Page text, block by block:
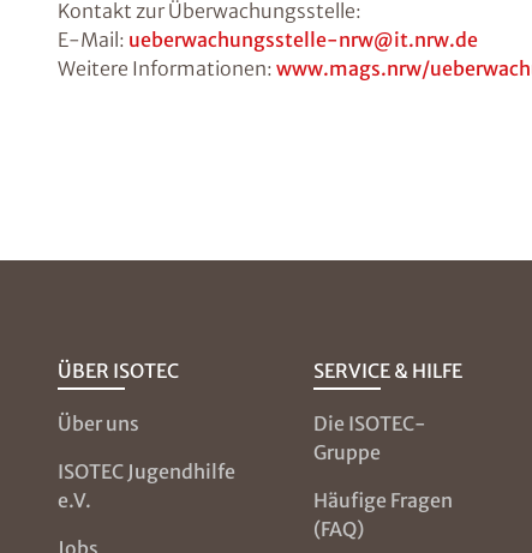
Kontakt zur Überwachungsstelle:
E-Mail: ueberwachungsstelle-nrw@it.nrw.de
Weitere Informationen: www.mags.nrw/
ÜBER ISOTEC
Über uns
ISOTEC Jugendhilfe
e.V.
Jobs
SERVICE & HILFE
Die ISOTEC-
Gruppe
Häufige Fragen
(FAQ)